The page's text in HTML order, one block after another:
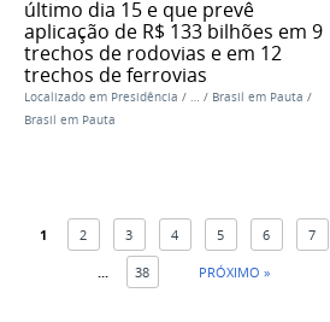
último dia 15 e que prevê
aplicação de R$ 133 bilhões em 9
trechos de rodovias e em 12
trechos de ferrovias
Localizado em Presidência / … / Brasil em Pauta /
Brasil em Pauta
1 2 3 4 5 6 7
... 38 PRÓXIMO »